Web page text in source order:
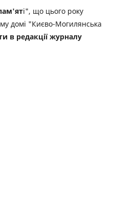
і", що цього року
домі "Києво-Могилянська
в редакції журналу